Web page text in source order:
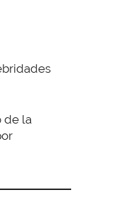
de la